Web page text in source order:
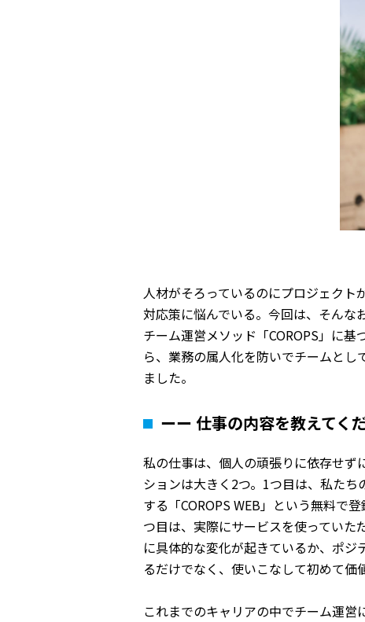
人材がそろっているのにプロジェクト
対応策に悩んでいる。今回は、そんな
チーム運営メソッド「COROPS」に
ら、業務の属人化を防いでチームと
ました。
ーー 仕事の内容を教えてく
私の仕事は、個人の頑張りに依存せず
ションは大きく2つ。1つ目は、私た
する「COROPS WEB」という無料で
つ目は、実際にサービスを使ってい
に具体的な変化が起きているか、ポ
るだけでなく、使いこなして初めて価
これまでのキャリアの中でチーム運営